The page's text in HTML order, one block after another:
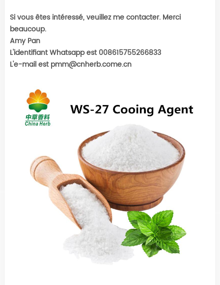
Si vous êtes intéressé, veuillez me contacter. Merci
beaucoup.
Amy Pan
L'identifiant Whatsapp est 008615755266833
L'e-mail est pmm@cnherb.come.cn